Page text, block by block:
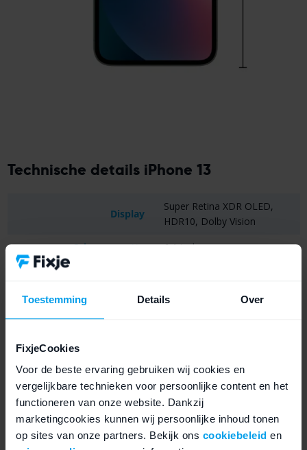
Toestemming Details Over
FixjeCookies
Voor de beste ervaring gebruiken wij cookies en
vergelijkbare technieken voor persoonlijke content en het
functioneren van onze website. Dankzij
marketingcookies kunnen wij persoonlijke inhoud tonen
op sites van onze partners. Bekijk ons cookiebeleid en
Technische details iPhone 13
Display
Super Retina XDR OLED,
HDR10, Dolby Vision
Schermgrootte
6,1 inch
Achtercamera
Dubbele 12MP camera's
Voorcamera
12MP camera
Batterijcapaciteit
3240mAh
Batterijduur
Accu tot 20 uur
Processor (Chipset)
Apple A15 Bionic